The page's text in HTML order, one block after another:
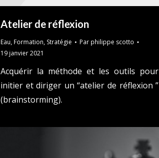
Atelier de réflexion
Eau, Formation, Stratégie Par philippe scotto
19 janvier 2021
Acquérir la méthode et les outils pour
initier et diriger un “atelier de réflexion ”
(brainstorming).